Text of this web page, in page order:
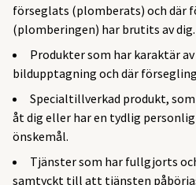
förseglats (plomberats) och där
(plomberingen) har brutits av dig.
Produkter som har karaktär
bildupptagning och där
Specialtillverkad produkt,
åt dig eller har en tydlig
önskemål.
Tjänster som har fullgjorts
samtyckt till att tjänsten